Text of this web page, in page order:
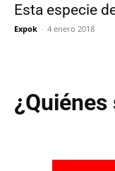
Esta especie
Expok - 4 enero 2018